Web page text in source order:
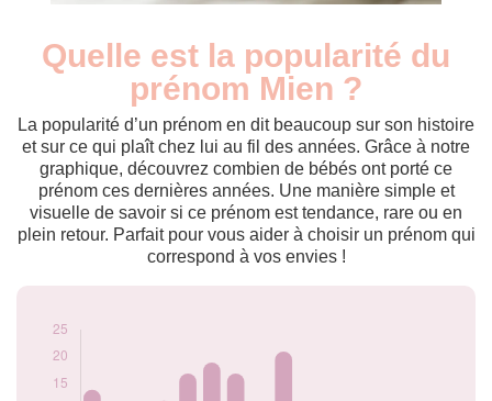
Quelle est la popularité du
prénom Mien ?
La popularité d’un prénom en dit beaucoup sur son histoire
et sur ce qui plaît chez lui au fil des années. Grâce à notre
graphique, découvrez combien de bébés ont porté ce
prénom ces dernières années. Une manière simple et
visuelle de savoir si ce prénom est tendance, rare ou en
plein retour. Parfait pour vous aider à choisir un prénom qui
correspond à vos envies !
Année
Nouveaux-
nés
2010
7
2011
11
2012
12
2013
17
2014
19
2015
17
2019
2020
2021
10